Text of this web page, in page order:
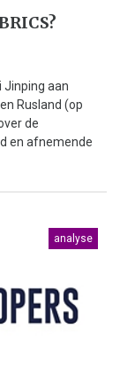
Jinping aan
Rusland (op
de
en afnemende
analyse